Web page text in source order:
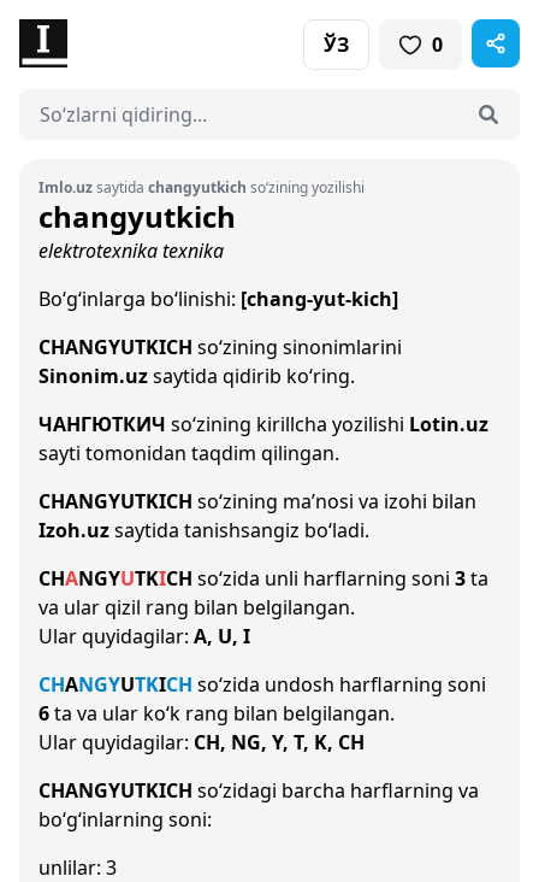
ЎЗ 0
Imlo.uzsaytida changyutkich so‘zining yozilishi
changyutkich
elektrotexnikatexnika
Bo‘g‘inlarga bo‘linishi: [chang-yut-kich]
CHANGYUTKICH so‘zining sinonimlarini
Sinonim.uzsaytida qidirib ko‘ring.
ЧАНГЮТКИЧ so‘zining kirillcha yozilishi Lotin.uz
sayti tomonidan taqdim qilingan.
CHANGYUTKICH so‘zining ma’nosi va izohi bilan
Izoh.uzsaytida tanishsangiz bo‘ladi.
CHANGYUTKICH so‘zida unli harflarning soni 3ta
va ular qizil rang bilan belgilangan.
Ular quyidagilar: A, U, I
CHANGYUTKICH so‘zida undosh harflarning soni
6ta va ular ko‘k rang bilan belgilangan.
Ular quyidagilar: CH, NG, Y, T, K, CH
CHANGYUTKICH so‘zidagi barcha harflarning va
bo‘g‘inlarning soni:
unlilar: 3